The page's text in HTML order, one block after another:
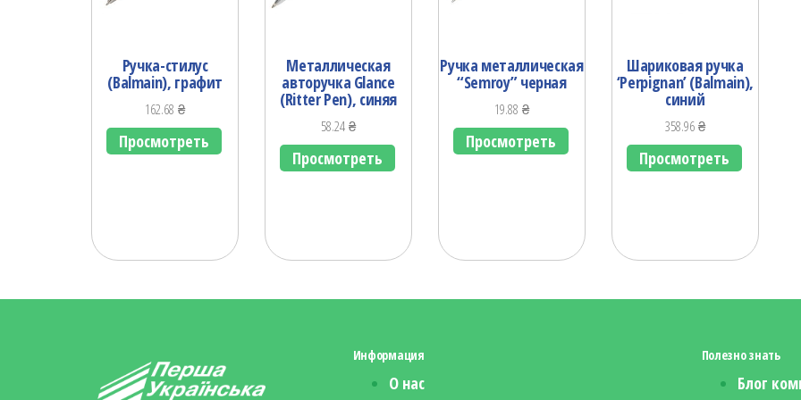
Ручка-стилус
(Balmain), графит
162.68₴
Просмотреть
Металлическая
авторучка Glance
(Ritter Pen), синяя
58.24₴
Просмотреть
Ручка металлическая
“Semroy” черная
19.88 ₴
Просмотреть
Шариковая ручка
‘Perpignan’ (Balmain),
синий
358.96₴
Просмотреть
Информация
О нас
Полезно знать
Блог